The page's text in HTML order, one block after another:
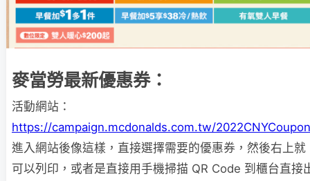
麥當勞最新優惠券：
活動網站：
https://campaign.mcdonalds.com.tw/
進入網站後像這樣，直接選擇需要的優惠券，然後右上就
可以列印，或者是直接用手機掃描 QR Code 到櫃台直接